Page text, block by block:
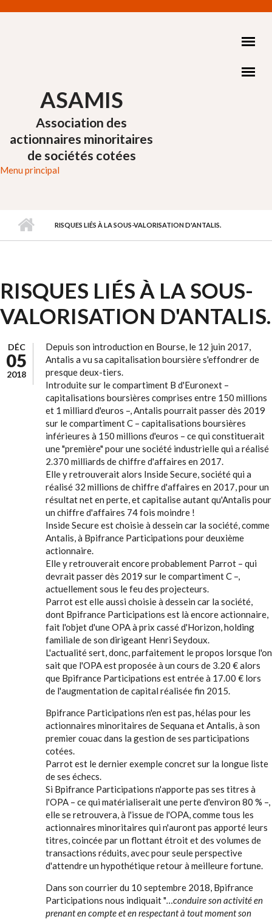
ASAMIS
Association des
actionnaires minoritaires
de sociétés cotées
Menu principal
RISQUES LIÉS À LA SOUS-VALORISATION D'ANTALIS.
RISQUES LIÉS À LA SOUS-
VALORISATION D'ANTALIS.
DÉC
05
2018
Depuis son introduction en Bourse, le 12 juin 2017,
Antalis a vu sa capitalisation boursière s'effondrer de
presque deux-tiers.
Introduite sur le compartiment B d'Euronext –
capitalisations boursières comprises entre 150 millions
et 1 milliard d'euros –, Antalis pourrait passer dès 2019
sur le compartiment C – capitalisations boursières
inférieures à 150 millions d'euros – ce qui constituerait
une "première" pour une société industrielle qui a réalisé
2.370 milliards de chiffre d'affaires en 2017.
Elle y retrouverait alors Inside Secure, société qui a
réalisé 32 millions de chiffre d'affaires en 2017, pour un
résultat net en perte, et capitalise autant qu'Antalis pour
un chiffre d'affaires 74 fois moindre !
Inside Secure est choisie à dessein car la société, comme
Antalis, à Bpifrance Participations pour deuxième
actionnaire.
Elle y retrouverait encore probablement Parrot – qui
devrait passer dès 2019 sur le compartiment C –,
actuellement sous le feu des projecteurs.
Parrot est elle aussi choisie à dessein car la société,
dont Bpifrance Participations est là encore actionnaire,
fait l'objet d'une OPA à prix cassé d'Horizon, holding
familiale de son dirigeant Henri Seydoux.
L'actualité sert, donc, parfaitement le propos lorsque l'on
sait que l'OPA est proposée à un cours de 3.20 € alors
que Bpifrance Participations est entrée à 17.00 € lors
de l'augmentation de capital réalisée fin 2015.
Bpifrance Participations n'en est pas, hélas pour les
actionnaires minoritaires de Sequana et Antalis, à son
premier couac dans la gestion de ses participations
cotées.
Parrot est le dernier exemple concret sur la longue liste
de ses échecs.
Si Bpifrance Participations n'apporte pas ses titres à
l'OPA – ce qui matérialiserait une perte d'environ 80 % –,
elle se retrouvera, à l'issue de l'OPA, comme tous les
actionnaires minoritaires qui n'auront pas apporté leurs
titres, coincée par un flottant étroit et des volumes de
transactions réduits, avec pour seule perspective
d'attendre un hypothétique retour à meilleure fortune.
Dans son courrier du 10 septembre 2018, Bpifrance
Participations nous indiquait "…conduire son activité en
prenant en compte et en respectant à tout moment son